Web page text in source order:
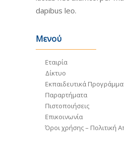
dapibus leo.
Μενού
Εταιρία
Δίκτυο
Εκπαιδευτικά
Παραρτήματα
Πιστοποιήσεις
Επικοινωνία
Όροι χρήσης – Πολιτική